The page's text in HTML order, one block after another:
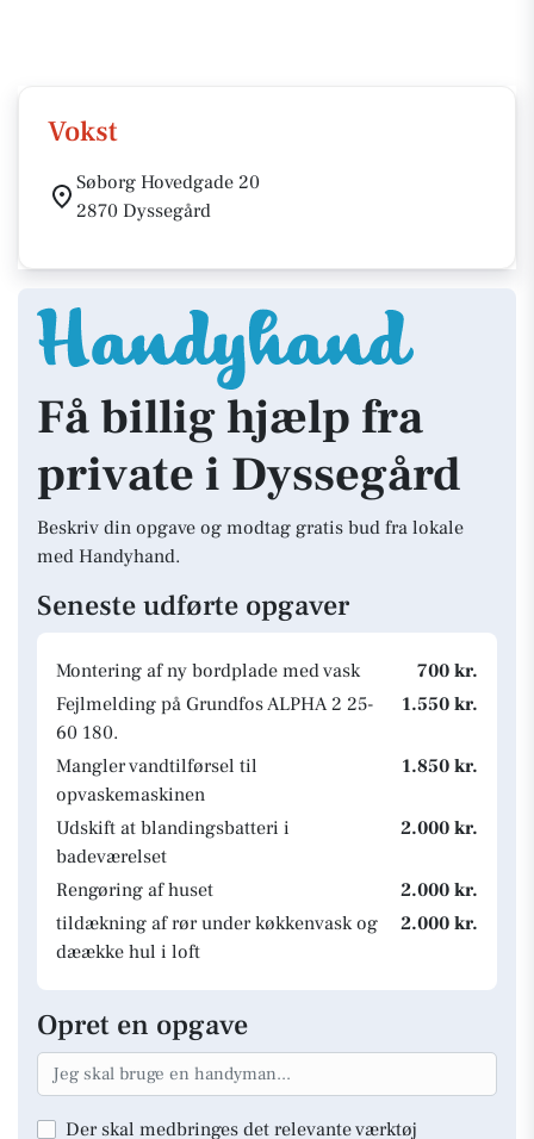
Vokst
Søborg Hovedgade 20
2870 Dyssegård
Få billig hjælp fra
private i Dyssegård
Beskriv din opgave og modtag gratis bud fra lokale
med Handyhand.
Seneste udførte opgaver
Montering af ny bordplade med vask
700 kr.
Fejlmelding på Grundfos ALPHA 2 25-
60 180.
1.550 kr.
Mangler vandtilførsel til
opvaskemaskinen
1.850 kr.
Udskift at blandingsbatteri i
badeværelset
2.000 kr.
Rengøring af huset
2.000 kr.
tildækning af rør under køkkenvask og
dæække hul i loft
2.000 kr.
Opret en opgave
Der skal medbringes det relevante værktøj